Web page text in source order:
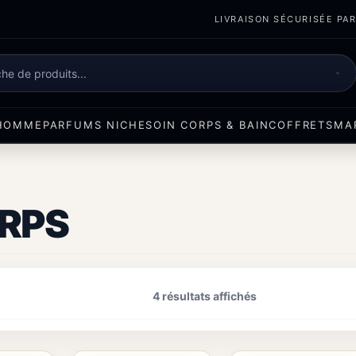
LIVRAISON SÉCURISÉE
PARFUMS NICHESOIN CORPS & BAINCOFFRETS
4 résultats affichés